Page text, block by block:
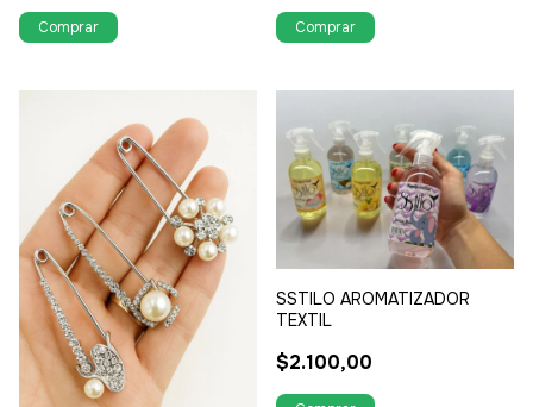
SSTILO AROMATIZADOR
TEXTIL
$2.100,00